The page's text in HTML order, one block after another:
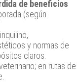
de beneficios
(según
y normas de
claros.
en rutas de